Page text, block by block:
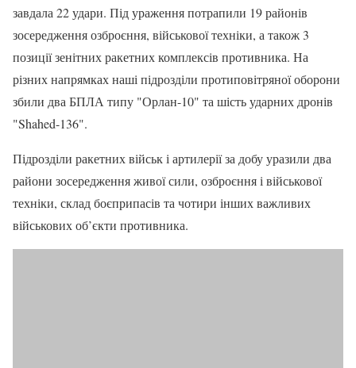
завдала 22 удари. Під ураження потрапили 19 районів
зосередження озброєння, військової техніки, а також 3
позиції зенітних ракетних комплексів противника. На
різних напрямках наші підрозділи протиповітряної оборони
збили два БПЛА типу "Орлан-10" та шість ударних дронів
"Shahed-136".
Підрозділи ракетних військ і артилерії за добу уразили два
райони зосередження живої сили, озброєння і військової
техніки, склад боєприпасів та чотири інших важливих
військових об’єкти противника.